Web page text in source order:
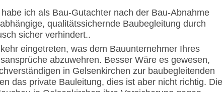
ich als Bau-Gutachter nach der Bau-Abnahme
qualitätssichernde Baubegleitung durch
sicher verhindert..
eingetreten, was dem Bauunternehmer Ihres
abzuwehren. Besser Wäre es gewesen,
in Gelsenkirchen zur baubegleitenden
das private Bauleitung, dies ist aber nicht richtig. Die